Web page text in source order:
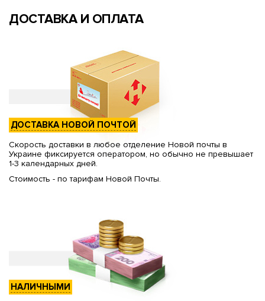
ДОСТАВКА И ОПЛАТА
ДОСТАВКА НОВОЙ ПОЧТОЙ
Скорость доставки в любое отделение Новой почты в
Украине фиксируется оператором, но обычно не превышает
1-3 календарных дней.
Стоимость - по тарифам Новой Почты.
НАЛИЧНЫМИ